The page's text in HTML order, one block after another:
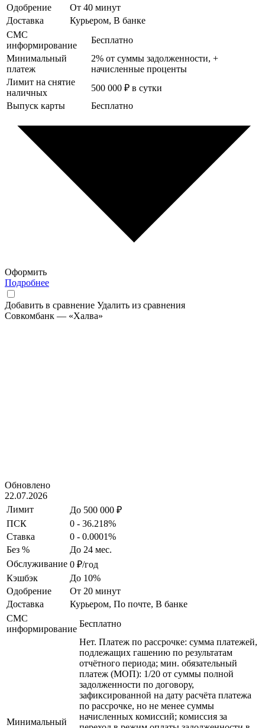
Одобрение
От 40 минут
Доставка
Курьером, В банке
СМС
информирование
Бесплатно
Минимальный
платеж
2% от суммы задолженности, +
начисленные проценты
Лимит на снятие
наличных
500 000 ₽ в сутки
Выпуск карты
Бесплатно
Оформить
Подробнее
Добавить в сравнение Удалить из сравнения
Совкомбанк — «Халва»
Обновлено
22.07.2026
Лимит
До 500 000 ₽
ПСК
0 - 36.218%
Ставка
0 - 0.0001%
Без %
До 24 мес.
Обслуживание 0 ₽/год
Кэшбэк
До 10%
Одобрение
От 20 минут
Доставка
Курьером, По почте, В банке
СМС
информирование
Бесплатно
Минимальный
Нет. Платеж по рассрочке: сумма платежей,
подлежащих гашению по результатам
отчётного периода; мин. обязательный
платеж (МОП): 1/20 от суммы полной
задолженности по договору,
зафиксированной на дату расчёта платежа
по рассрочке, но не менее суммы
начисленных комиссий; комиссия за